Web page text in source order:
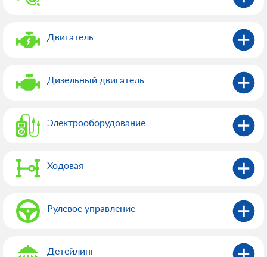
Двигатель
Дизельный двигатель
Электрооборудованиe
Ходовая
Рулевое управление
Детейлинг